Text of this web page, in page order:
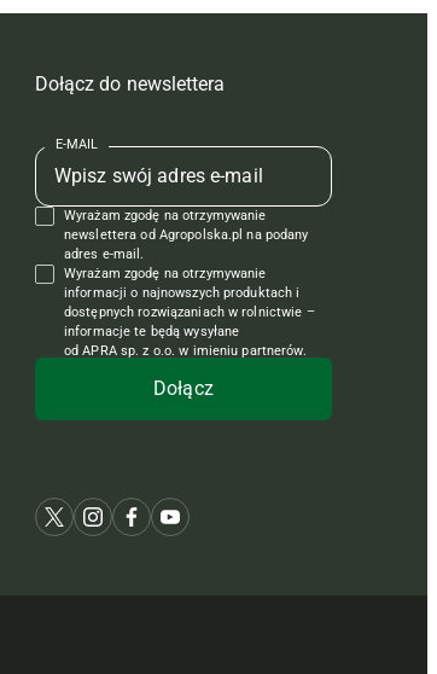
Dołącz do newslettera
E-MAIL
Wyrażam zgodę na otrzymywanie
newslettera od Agropolska.pl na podany
adres e-mail.
Wyrażam zgodę na otrzymywanie
informacji o najnowszych produktach i
dostępnych rozwiązaniach w rolnictwie –
informacje te będą wysyłane
od APRA sp. z o.o. w imieniu partnerów.